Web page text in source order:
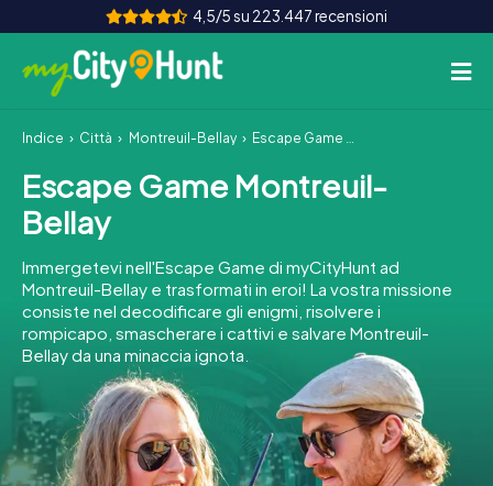
4,5/5 su 223.447 recensioni
Come funziona
Città
Team Building
Biglietti
INT AT CH
DE
ES
FR UK
IE
IT
NL
Indice Città Montreuil-Bellay Escape Game Montreuil-Bellay
Escape Game Montreuil-
Bellay
Immergetevi nell'Escape Game di myCityHunt ad
Montreuil-Bellay e trasformati in eroi! La vostra missione
consiste nel decodificare gli enigmi, risolvere i
rompicapo, smascherare i cattivi e salvare Montreuil-
Bellay da una minaccia ignota.